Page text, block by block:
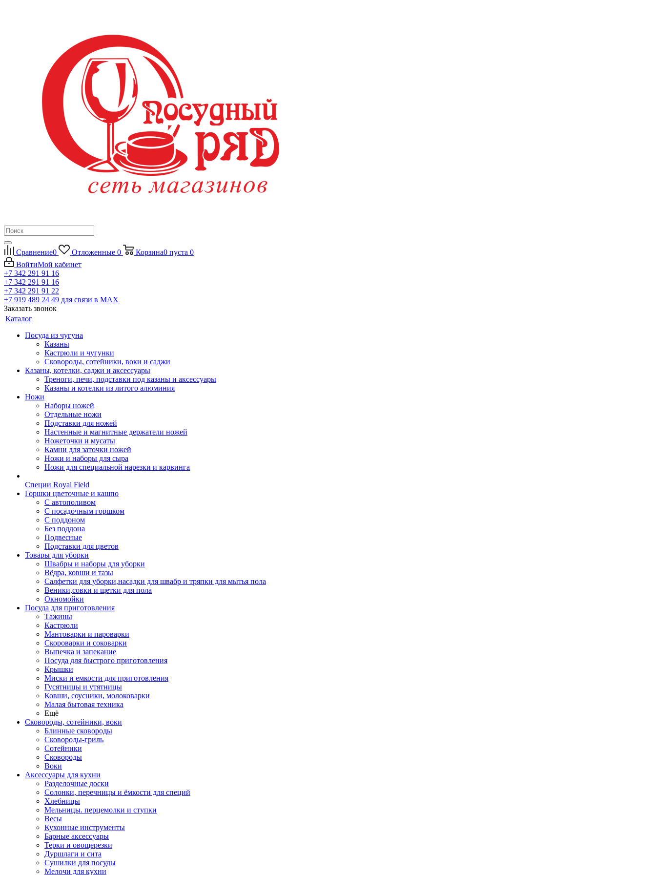
Сравнение0 Отложенные 0 Корзина0 пуста 0
ВойтиМой кабинет
+7 342 291 91 16
+7 342 291 91 16
+7 342 291 91 22
+7 919 489 24 49 для связи в МАХ
Заказать звонок
Каталог
Посуда из чугуна
Казаны
Кастрюли и чугунки
Сковороды, сотейники, воки и саджи
Казаны, котелки, саджи и аксессуары
Треноги, печи, подставки под казаны и аксессуары
Казаны и котелки из литого алюминия
Ножи
Наборы ножей
Отдельные ножи
Подставки для ножей
Настенные и магнитные держатели ножей
Ножеточки и мусаты
Камни для заточки ножей
Ножи и наборы для сыра
Ножи для специальной нарезки и карвинга
Специи Royal Field
Горшки цветочные и кашпо
С автополивом
С посадочным горшком
С поддоном
Без поддона
Подвесные
Подставки для цветов
Товары для уборки
Швабры и наборы для уборки
Вёдра, ковши и тазы
Салфетки для уборки,насадки для швабр и тряпки для мытья пола
Веники,совки и щетки для пола
Окномойки
Посуда для приготовления
Тажины
Кастрюли
Мантоварки и пароварки
Скороварки и соковарки
Выпечка и запекание
Посуда для быстрого приготовления
Крышки
Миски и емкости для приготовления
Гусятницы и утятницы
Ковши, соусники, молоковарки
Малая бытовая техника
Ещё
Сковороды, сотейники, воки
Блинные сковороды
Сковороды-гриль
Сотейники
Сковороды
Воки
Аксессуары для кухни
Разделочные доски
Солонки, перечницы и ёмкости для специй
Хлебницы
Мельницы. перцемолки и ступки
Весы
Кухонные инструменты
Барные аксессуары
Терки и овощерезки
Дуршлаги и сита
Сушилки для посуды
Мелочи для кухни